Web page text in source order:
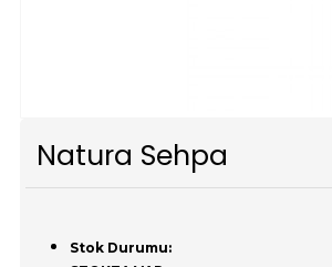
Natura Sehpa
Stok Durumu: